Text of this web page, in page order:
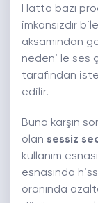
Hatta bazı
imkansızdır
aksamından
nedeni le ses
tarafından
edilir.
Buna karşın
olan sessiz
kullanım
esnasında
oranında